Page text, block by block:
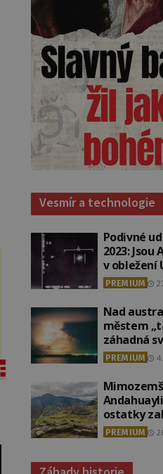
Vesmír a technologie
Podivné
2023: Jsou
v obležení
PREMIUM
Nad
městem
záhadná
PREMIUM
ostatky
stvoření s
lebkou?
PREMIUM